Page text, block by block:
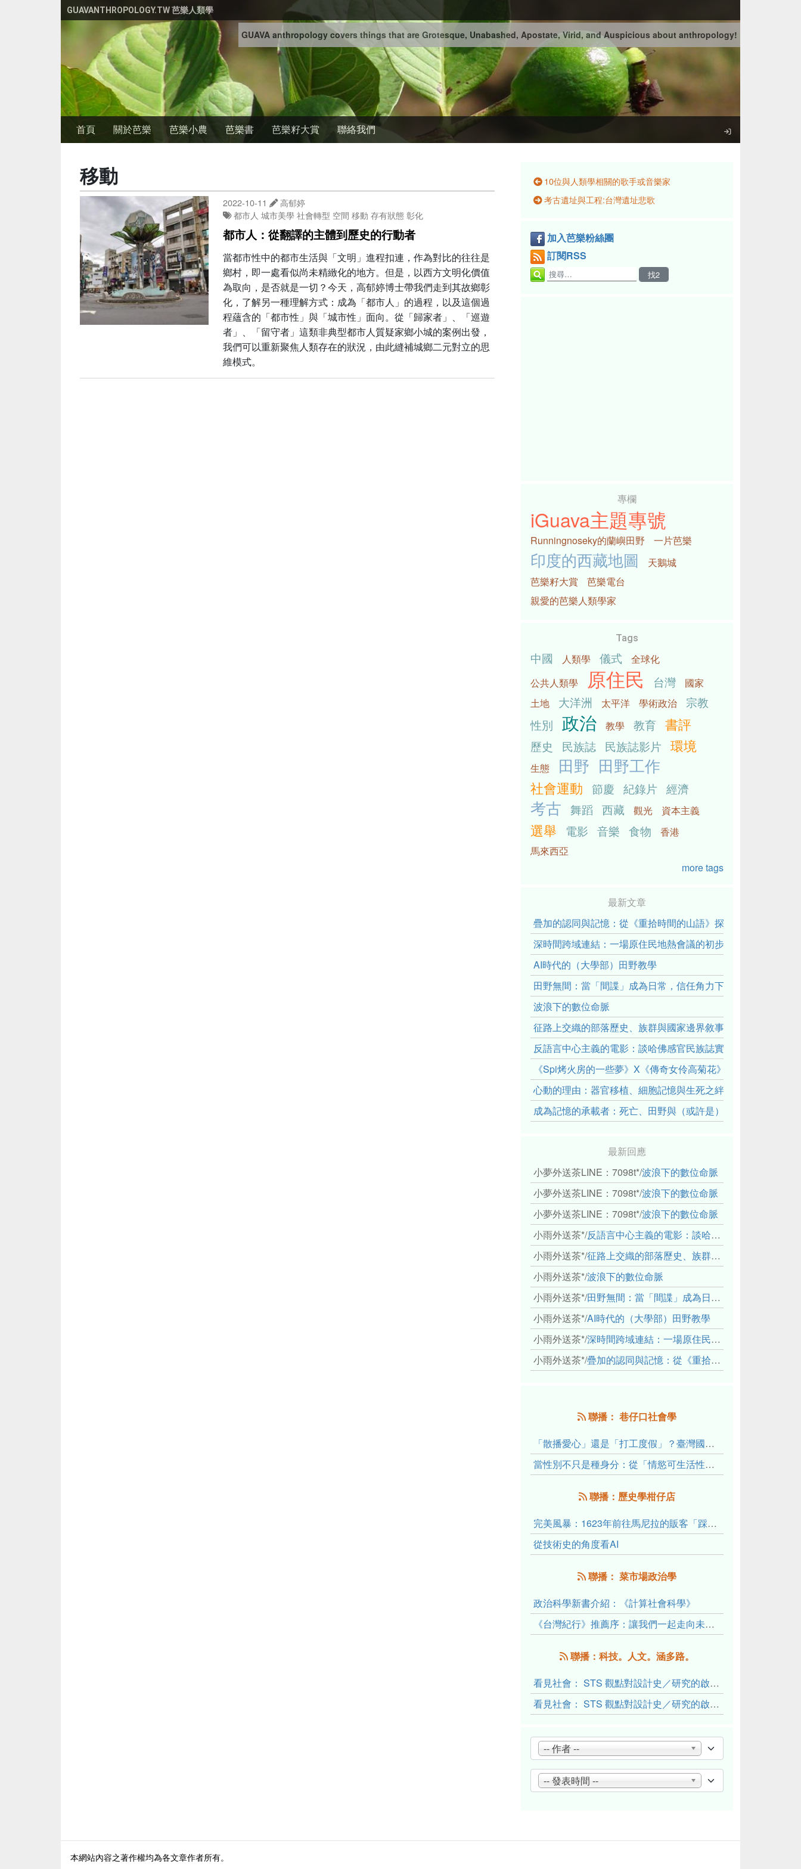
GUAVANTHROPOLOGY.TW 芭樂人類學
GUAVA anthropology covers things that are Grotesque, Unabashed, Apostate, Virid, and Auspicious about anthropology!
首頁 關於芭樂 芭樂小農 芭樂書 芭樂籽大賞 聯絡我們
移動
2022-10-11
高郁婷
都市人 城市美學社會轉型 空間 移動 存有狀態彰化
都市人：從翻譯的主體到歷史的行動者
當都市性中的都市生活與「文明」進程扣連，作為對比的往往是
鄉村，即一處看似尚未精緻化的地方。但是，以西方文明化價值
為取向，是否就是一切？今天，高郁婷博士帶我們走到其故鄉彰
化，了解另一種理解方式：成為「都市人」的過程，以及這個過
程蘊含的「都市性」與「城市性」面向。從「歸家者」、「巡遊
者」、「留守者」這類非典型都市人質疑家鄉小城的案例出發，
我們可以重新聚焦人類存在的狀況，由此縫補城鄉二元對立的思
維模式。
10位與人類學相關的歌手或音樂家
考古遺址與工程:台灣遺址悲歌
加入芭樂粉絲團
訂閱RSS
專欄
iGuava主題專號
Runningnoseky的蘭嶼田野 一片芭樂
印度的西藏地圖
天鵝城
芭樂籽大賞
芭樂電台
親愛的芭樂人類學家
Tags
中國 人類學 儀式
全球化
公共人類學
原住民 台灣
國家
土地
大洋洲 太平洋 學術政治
宗教
性別 政治 教學 教育 書評
歷史 民族誌 民族誌影片 環境
生態 田野 田野工作
社會運動 節慶 紀錄片 經濟
考古 舞蹈 西藏 觀光 資本主義
選舉 電影 音樂 食物
香港
馬來西亞
more tags
最新文章
疊加的認同與記憶：從《重拾時間的山語》探討「我們的」立
深時間跨域連結：一場原住民地熱會議的初步觀察
AI時代的（大學部）田野教學
田野無間：當「間諜」成為日常，信任角力下的情感伏流
波浪下的數位命脈
征路上交織的部落歷史、族群與國家邊界敘事： 《路有多長》
反語言中心主義的電影：談哈佛感官民族誌實驗室
《Spi烤火房的一些夢》X《傳奇女伶高菊花》： 透過紀錄片
心動的理由：器官移植、細胞記憶與生死之絆
成為記憶的承載者：死亡、田野與（或許是）人類學的成年禮
最新回應
小夢外送茶LINE：7098t*/波浪下的數位命脈
小夢外送茶LINE：7098t*/波浪下的數位命脈
小夢外送茶LINE：7098t*/波浪下的數位命脈
小雨外送茶*/反語言中心主義的電影：談哈佛感官民族誌實驗室
小雨外送茶*/征路上交織的部落歷史、族群與國家邊界敘事： 《路有多長》、《高砂的翅膀》、《檔案／李光輝》
小雨外送茶*/波浪下的數位命脈
小雨外送茶*/田野無間：當「間諜」成為日常，信任角力下的情感伏流
小雨外送茶*/AI時代的（大學部）田野教學
小雨外送茶*/深時間跨域連結：一場原住民地熱會議的初步觀察
小雨外送茶*/疊加的認同與記憶：從《重拾時間的山語》探討「我們的」立場性(positionality)
聯播： 巷仔口社會學
「散播愛心」還是「打工度假」？臺灣國內與跨國捐卵的利他修辭、金錢動機與身體代價
當性別不只是種身分：從「情慾可生活性」理解跨性別者的身體、慾望與認同探索
聯播：歷史學柑仔店
完美風暴：1623年前往馬尼拉的販客「踩線團」怎麼會困死於澎湖?
從技術史的角度看AI
聯播： 菜市場政治學
政治科學新書介紹：《計算社會科學》
《台灣紀行》推薦序：讓我們一起走向未來文明的備忘錄
聯播：科技。人文。涵多路。
看見社會： STS 觀點對設計史／研究的啟發與反思（下）
看見社會： STS 觀點對設計史／研究的啟發與反思（上）
-- 作者 --
-- 發表時間 --
本網站內容之著作權均為各文章作者所有。